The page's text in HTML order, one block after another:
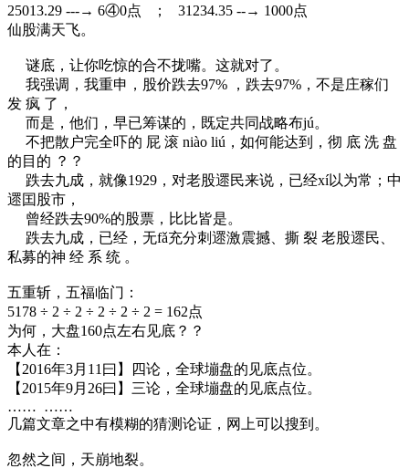
25013.29 ---→ 6④0点 ； 31234.35 --→ 1000点
仙股满天飞。
谜底，让你吃惊的合不拢嘴。这就对了。
我强调，我重申，股价跌去97% ，跌去97%，不是庄稼们
发 疯 了，
而是，他们，早已筹谋的，既定共同战略布jú。
不把散户完全吓的 屁 滚 niào liú，如何能达到，彻 底 洗 盘
的目的 ？？
跌去九成，就像1929，对老股遝民来说，已经xí以为常；中
遝囯股市，
曾经跌去90%的股票，比比皆是。
跌去九成，已经，无fǎ充分刺遝激震撼、撕 裂 老股遝民、
私募的神 经 系 统 。
五重斩，五福临门：
5178 ÷ 2 ÷ 2 ÷ 2 ÷ 2 ÷ 2 = 162点
为何，大盘160点左右见底？？
本人在：
【2016年3月11曰】四论，全球塴盘的见底点位。
【2015年9月26曰】三论，全球塴盘的见底点位。
…… ……
几篇文章之中有模糊的猜测论证，网上可以搜到。
忽然之间，天崩地裂。